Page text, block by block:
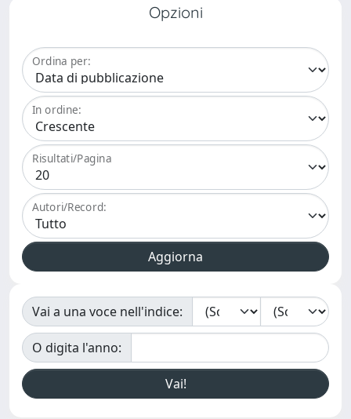
Opzioni
Ordina per:
In ordine:
Risultati/Pagina
Autori/Record:
Vai a una voce nell'indice:
O digita l'anno: